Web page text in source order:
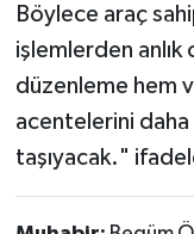
Böylece araç
işlemlerden
düzenleme hem
acentelerini
taşıyacak."